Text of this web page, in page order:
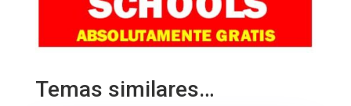
Temas similares…